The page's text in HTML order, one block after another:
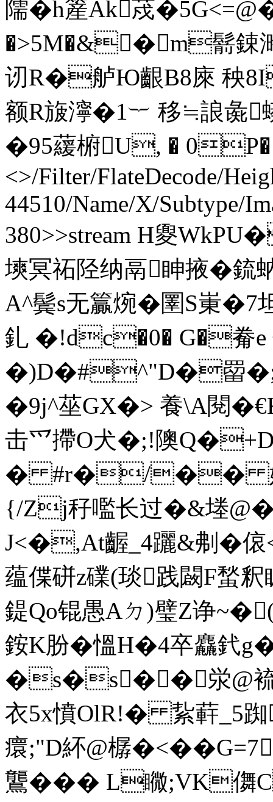
隭�h簅Ak荗
�>5M�&� m鬋鋉
讱R�舻Ю齦B8庲 秧
额R旇濘�1︸ 移≒誏彘
�95藧椨U, � 0P�
<>/Filter/FlateDecode/
44510/Name/X/Subtype/
380>>stream H夓
塽冥祏陉纳鬲眒掖�
A^鬓s无籯焥� 圛S崬�7
釓 �!dc�0� G�觠e
�)D�#^"D�罶�;#
�9j^莝GX�> 養\A閱
击爫摕O犬�;!隩
� #r�/�� 娴
{/Zj秄嚂长过�&堘
J<�,At齷_4躧&刜�偯<
蕴偞硑z礏(琰践闙F蝵
鍉Qo锟愚Aㄉ)璧Z诤
銨K肦�慍H�4卒
�s�s��泶@
衣5x憤OlR!� 紥蓒_5踟
癏;"D紑@樼
鸗��� L矀;VK